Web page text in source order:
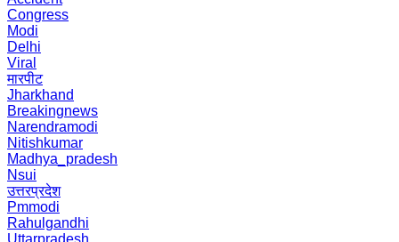
Congress
Modi
Delhi
Viral
मारपीट
Jharkhand
Breakingnews
Narendramodi
Nitishkumar
Madhya_pradesh
Nsui
उत्तरप्रदेश
Pmmodi
Rahulgandhi
Uttarpradesh